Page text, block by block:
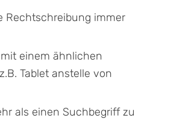
Rechtschreibung immer
einem ähnlichen
Tablet anstelle von
als einen Suchbegriff zu